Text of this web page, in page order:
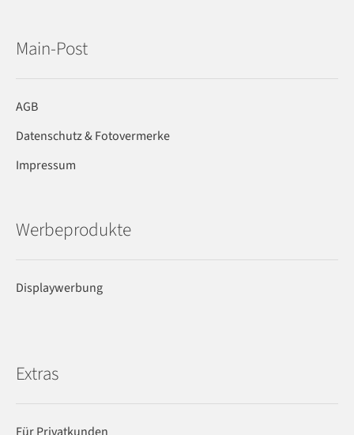
Main-Post
AGB
Datenschutz & Fotovermerke
Impressum
Werbeprodukte
Displaywerbung
Extras